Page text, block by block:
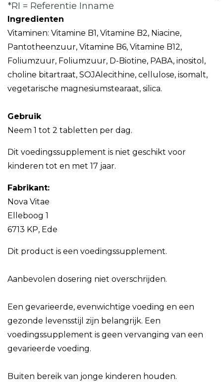
*RI = Referentie Inname
Ingredienten
Vitaminen: Vitamine B1, Vitamine B2, Niacine,
Pantotheenzuur, Vitamine B6, Vitamine B12,
Foliumzuur, Foliumzuur, D-Biotine, PABA, inositol,
choline bitartraat, SOJAlecithine, cellulose, isomalt,
vegetarische magnesiumstearaat, silica.
Gebruik
Neem 1 tot 2 tabletten per dag.
Dit voedingssupplement is niet geschikt voor
kinderen tot en met 17 jaar.
Fabrikant:
Nova Vitae
Elleboog 1
6713 KP, Ede
Dit product is een voedingssupplement.
Aanbevolen dosering niet overschrijden.
Een gevarieerde, evenwichtige voeding en een
gezonde levensstijl zijn belangrijk. Een
voedingssupplement is geen vervanging van een
gevarieerde voeding.
Buiten bereik van jonge kinderen houden.